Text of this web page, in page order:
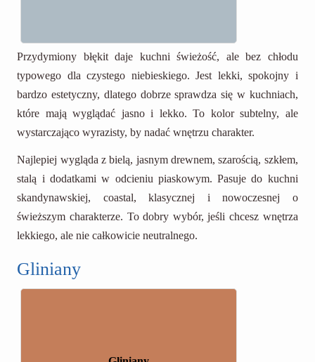
Przydymiony błękit daje kuchni świeżość, ale bez chłodu
typowego dla czystego niebieskiego. Jest lekki, spokojny i
bardzo estetyczny, dlatego dobrze sprawdza się w kuchniach,
które mają wyglądać jasno i lekko. To kolor subtelny, ale
wystarczająco wyrazisty, by nadać wnętrzu charakter.
Najlepiej wygląda z bielą, jasnym drewnem, szarością, szkłem,
stalą i dodatkami w odcieniu piaskowym. Pasuje do kuchni
skandynawskiej, coastal, klasycznej i nowoczesnej o
świeższym charakterze. To dobry wybór, jeśli chcesz wnętrza
lekkiego, ale nie całkowicie neutralnego.
Gliniany